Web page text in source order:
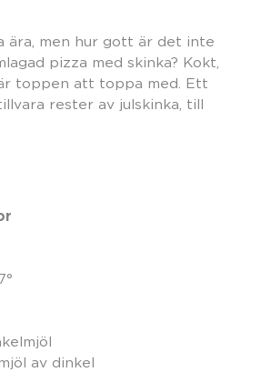
ära, men hur gott är det inte
pizza med skinka? Kokt,
toppen att toppa med. Ett
rester av julskinka, till
av dinkel